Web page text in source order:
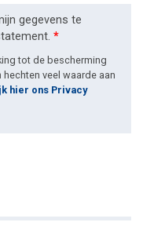
gegevens te
*
tot de bescherming
veel waarde aan
hier ons Privacy